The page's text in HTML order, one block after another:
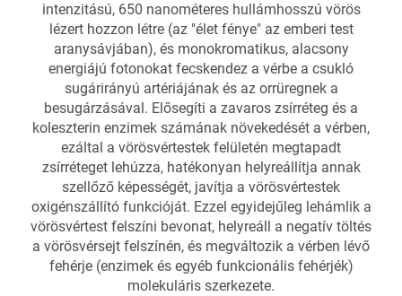
intenzitású, 650 nanométeres hullámhosszú vörös
lézert hozzon létre (az "élet fénye" az emberi test
aranysávjában), és monokromatikus, alacsony
energiájú fotonokat fecskendez a vérbe a csukló
sugárirányú artériájának és az orrüregnek a
besugárzásával. Elősegíti a zavaros zsírréteg és a
koleszterin enzimek számának növekedését a vérben,
ezáltal a vörösvértestek felületén megtapadt
zsírréteget lehúzza, hatékonyan helyreállítja annak
szellőző képességét, javítja a vörösvértestek
oxigénszállító funkcióját. Ezzel egyidejűleg lehámlik a
vörösvértest felszíni bevonat, helyreáll a negatív töltés
a vörösvérsejt felszínén, és megváltozik a vérben lévő
fehérje (enzimek és egyéb funkcionális fehérjék)
molekuláris szerkezete.